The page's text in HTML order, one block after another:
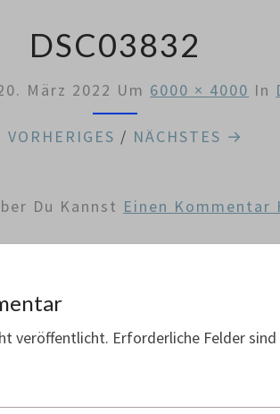
DSC03832
März 2022 Um 6000 × 4000 In
/ NÄCHSTES →
Du Kannst Einen Kommentar
veröffentlicht. Erforderliche Felder